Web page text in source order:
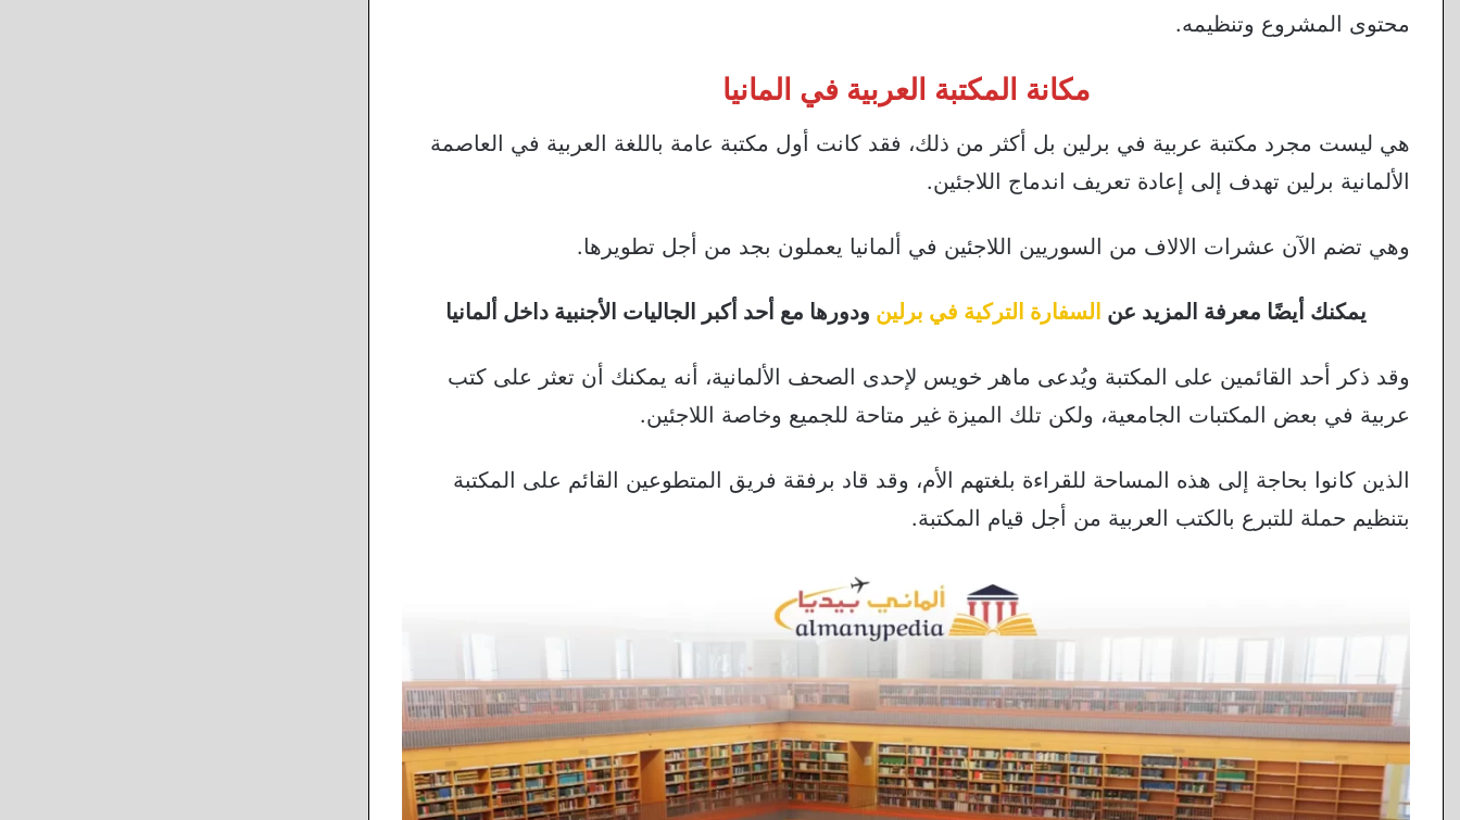
محتوى المشروع وتنظيمه.
مكانة المكتبة العربية في المانيا
هي ليست مجرد مكتبة عربية في برلين بل أكثر من ذلك، فقد كانت أول مكتبة عامة باللغة العربية في العاصمة
الألمانية برلين تهدف إلى إعادة تعريف اندماج اللاجئين.
وهي تضم الآن عشرات الالاف من السوريين اللاجئين في ألمانيا يعملون بجد من أجل تطويرها.
يمكنك أيضًا معرفة المزيد عن السفارة التركية في برلين ودورها مع أحد أكبر الجاليات الأجنبية داخل ألمانيا
وقد ذكر أحد القائمين على المكتبة ويُدعى ماهر خويس لإحدى الصحف الألمانية، أنه يمكنك أن تعثر على كتب
عربية في بعض المكتبات الجامعية، ولكن تلك الميزة غير متاحة للجميع وخاصة اللاجئين.
الذين كانوا بحاجة إلى هذه المساحة للقراءة بلغتهم الأم، وقد قاد برفقة فريق المتطوعين القائم على المكتبة
بتنظيم حملة للتبرع بالكتب العربية من أجل قيام المكتبة.